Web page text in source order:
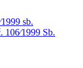
sb.
Sb.